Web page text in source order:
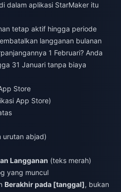
dalam aplikasi StarMaker itu
tetap aktif hingga periode
langganan bulanan
1 Februari? Anda
31 Januari tanpa biaya
Store
App Store)
urutan abjad)
Langganan (teks merah)
yang muncul
Berakhir pada [tanggal], bukan